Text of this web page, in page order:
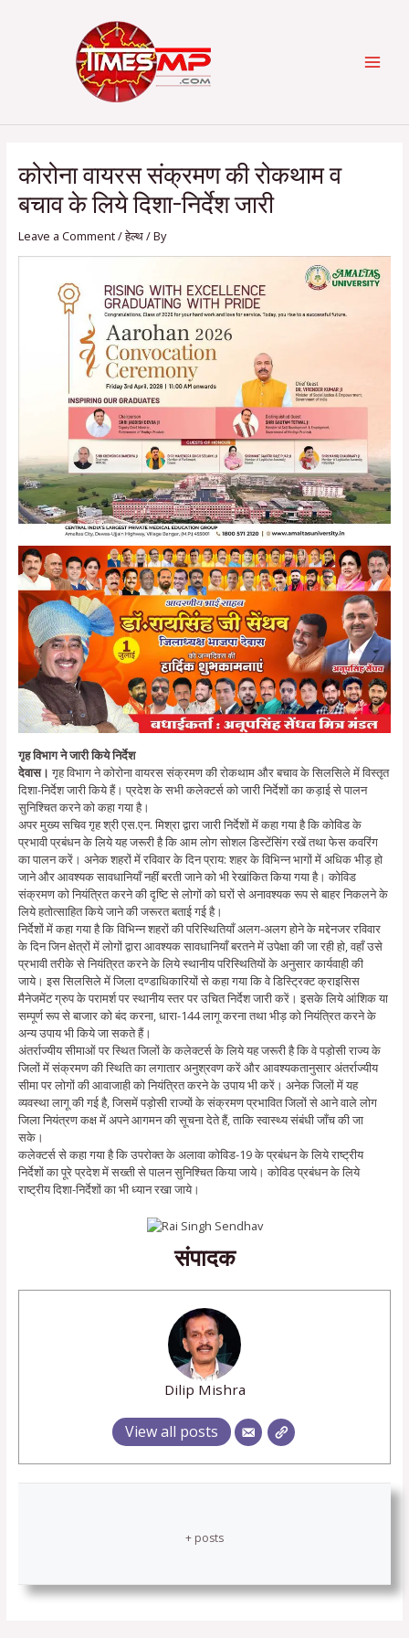
कोरोना वायरस संक्रमण की रोकथाम व
बचाव के लिये दिशा-निर्देश जारी
Leave a Comment/हेल्थ/ By
गृह विभाग ने जारी किये निर्देश
देवास। गृह विभाग ने कोरोना वायरस संक्रमण की रोकथाम और बचाव के सिलसिले में विस्तृत
दिशा-निर्देश जारी किये हैं। प्रदेश के सभी कलेक्टर्स को जारी निर्देशों का कड़ाई से पालन
सुनिश्चित करने को कहा गया है।
अपर मुख्य सचिव गृह श्री एस.एन. मिश्रा द्वारा जारी निर्देशों में कहा गया है कि कोविड के
प्रभावी प्रबंधन के लिये यह जरूरी है कि आम लोग सोशल डिस्टेंसिंग रखें तथा फेस कवरिंग
का पालन करें। अनेक शहरों में रविवार के दिन प्राय: शहर के विभिन्न भागों में अधिक भीड़ हो
जाने और आवश्यक सावधानियाँ नहीं बरती जाने को भी रेखांकित किया गया है। कोविड
संक्रमण को नियंत्रित करने की दृष्टि से लोगों को घरों से अनावश्यक रूप से बाहर निकलने के
लिये हतोत्साहित किये जाने की जरूरत बताई गई है।
निर्देशों में कहा गया है कि विभिन्न शहरों की परिस्थितियाँ अलग-अलग होने के मद्देनजर रविवार
के दिन जिन क्षेत्रों में लोगों द्वारा आवश्यक सावधानियाँ बरतने में उपेक्षा की जा रही हो, वहाँ उसे
प्रभावी तरीके से नियंत्रित करने के लिये स्थानीय परिस्थितियों के अनुसार कार्यवाही की
जाये। इस सिलसिले में जिला दण्डाधिकारियों से कहा गया कि वे डिस्ट्रिक्ट क्राइसिस
मैनेजमेंट ग्रुप के परामर्श पर स्थानीय स्तर पर उचित निर्देश जारी करें। इसके लिये आंशिक या
सम्पूर्ण रूप से बाजार को बंद करना, धारा-144 लागू करना तथा भीड़ को नियंत्रित करने के
अन्य उपाय भी किये जा सकते हैं।
अंतर्राज्यीय सीमाओं पर स्थित जिलों के कलेक्टर्स के लिये यह जरूरी है कि वे पड़ोसी राज्य के
जिलों में संक्रमण की स्थिति का लगातार अनुश्रवण करें और आवश्यकतानुसार अंतर्राज्यीय
सीमा पर लोगों की आवाजाही को नियंत्रित करने के उपाय भी करें। अनेक जिलों में यह
व्यवस्था लागू की गई है, जिसमें पड़ोसी राज्यों के संक्रमण प्रभावित जिलों से आने वाले लोग
जिला नियंत्रण कक्ष में अपने आगमन की सूचना देते हैं, ताकि स्वास्थ्य संबंधी जाँच की जा
सके।
कलेक्टर्स से कहा गया है कि उपरोक्त के अलावा कोविड-19 के प्रबंधन के लिये राष्ट्रीय
निर्देशों का पूरे प्रदेश में सख्ती से पालन सुनिश्चित किया जाये। कोविड प्रबंधन के लिये
राष्ट्रीय दिशा-निर्देशों का भी ध्यान रखा जाये।
संपादक
Dilip Mishra
View all posts
+ posts
navigation